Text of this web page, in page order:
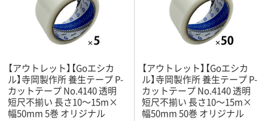
【アウトレット】【Goエシカ
ル】寺岡製作所 養生テープ P-
カットテープ No.4140 透明
短尺不揃い 長さ10～15m×
幅50mm 5巻 オリジナル
【アウトレット】【Goエシカ
ル】寺岡製作所 養生テープ P-
カットテープ No.4140 透明
短尺不揃い 長さ10～15m×
幅50mm 50巻 オリジナル